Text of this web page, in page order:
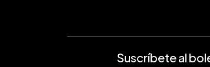
Suscríbete al